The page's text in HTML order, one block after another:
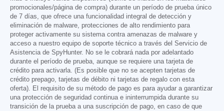
promocionales/página de compra) durante un período de prueba único
de 7 días, que ofrece una funcionalidad integral de detección y
eliminación de malware, protecciones de alto rendimiento para
proteger activamente su sistema contra amenazas de malware y
acceso a nuestro equipo de soporte técnico a través del Servicio de
Asistencia de SpyHunter. No se le cobrará nada por adelantado
durante el período de prueba, aunque se requiere una tarjeta de
crédito para activarla. (Es posible que no se acepten tarjetas de
crédito prepago, tarjetas de débito ni tarjetas de regalo con esta
oferta). El requisito de su método de pago es para ayudar a garantizar
una protección de seguridad continua e ininterrumpida durante su
transición de la prueba a una suscripción de pago, en caso de que